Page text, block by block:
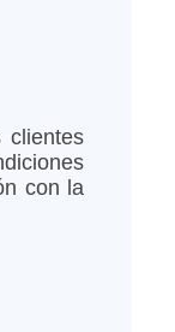
clientes
con la